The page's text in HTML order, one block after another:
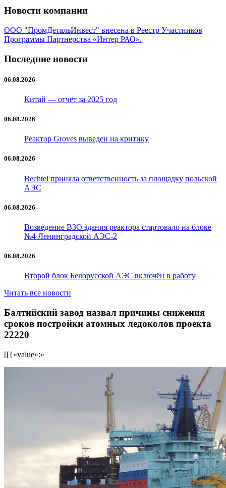
Новости компании
ООО "ПромДетальИнвест" внесена в Реестр Участников
Программы Партнерства «Интер РАО».
Последние новости
06.08.2026
Китай — отчёт за 2025 год
06.08.2026
Реактор Groves выведен на критику
06.08.2026
Bechtel приняла ответственность за площадку польской
АЭС
06.08.2026
Возведение ВЗО здания реактора стартовало на блоке
№4 Ленинградской АЭС-2
06.08.2026
Второй блок Белорусской АЭС включён в работу
Читать все новости
Балтийский завод назвал причины снижения
сроков постройки атомных ледоколов проекта
22220
[[{«value»:»